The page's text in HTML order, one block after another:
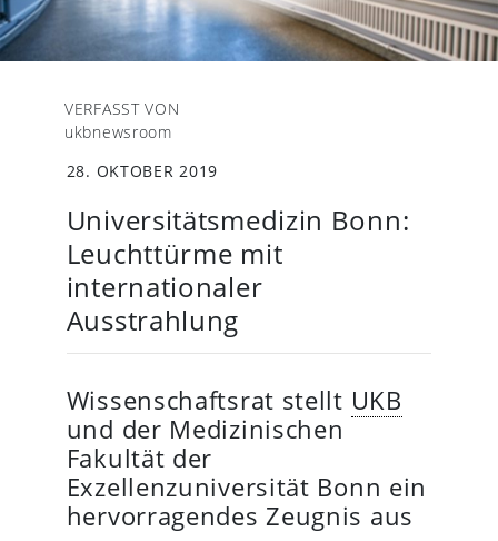
VERFASST VON
ukbnewsroom
28. OKTOBER 2019
Universitätsmedizin Bonn:
Leuchttürme mit
internationaler
Ausstrahlung
Wissenschaftsrat stellt UKB
und der Medizinischen
Fakultät der
Exzellenzuniversität Bonn ein
hervorragendes Zeugnis aus